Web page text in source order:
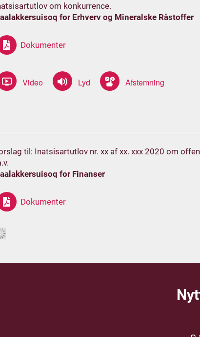
om konkurrence.
for Erhverv og Mineralske Råstoffer
Dokumenter
til: Inatsisartutlov nr. xx af xx. xxx 2020 om
for Finanser
Dokumenter